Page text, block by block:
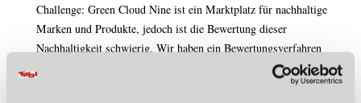
Challenge: Green Cloud Nine ist ein Marktplatz für nachhaltige
Marken und Produkte, jedoch ist die Bewertung dieser
Nachhaltigkeit schwierig. Wir haben ein Bewertungsverfahren
entwickelt und würden uns über ihr Feedback und Ihren Input